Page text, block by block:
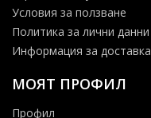
Условия за ползване
Политика за лични данни
Информация за доставка
МОЯТ ПРОФИЛ
Профил